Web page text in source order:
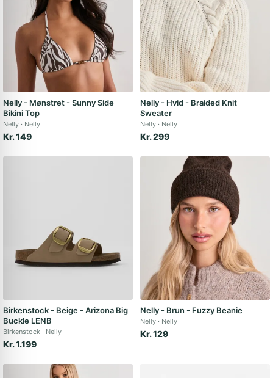
Nelly - Mønstret - Sunny Side
Bikini Top
Nelly Nelly
Kr. 149
Nelly - Hvid - Braided Knit
Sweater
Nelly Nelly
Kr. 299
Birkenstock - Beige - Arizona Big
Buckle LENB
Birkenstock Nelly
Kr. 1.199
Nelly - Brun - Fuzzy Beanie
Nelly Nelly
Kr. 129